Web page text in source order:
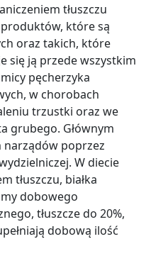
tłuszczu
które są
oraz takich, które
się ją przede wszystkim
pęcherzyka
w chorobach
trzustki oraz we
grubego. Głównym
narządów poprzez
W diecie
tłuszczu, białka
dobowego
tłuszcze do 20%,
dobową ilość